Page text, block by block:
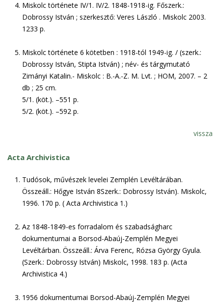
Miskolc története IV/1. IV/2. 1848-1918-ig. Főszerk.:
Dobrossy István ; szerkesztő: Veres László . Miskolc 2003.
1233 p.
Miskolc története 6 kötetben : 1918-tól 1949-ig. / (szerk.:
Dobrossy István, Stipta István) ; név- és tárgymutató
Zimányi Katalin.- Miskolc : B.-A.-Z. M. Lvt. ; HOM, 2007. – 2
db ; 25 cm.
5/1. (köt.). –551 p.
5/2. (köt.). –592 p.
vissza
Acta Archivistica
Tudósok, művészek levelei Zemplén Levéltárában.
Összeáll.: Hőgye István 8Szerk.: Dobrossy István). Miskolc,
1996. 170 p. ( Acta Archivistica 1.)
Az 1848-1849-es forradalom és szabadságharc
dokumentumai a Borsod-Abaúj-Zemplén Megyei
Levéltárban. Összeáll.: Árva Ferenc, Rózsa György Gyula.
(Szerk.: Dobrossy István) Miskolc, 1998. 183 p. (Acta
Archivistica 4.)
1956 dokumentumai Borsod-Abaúj-Zemplén Megyei